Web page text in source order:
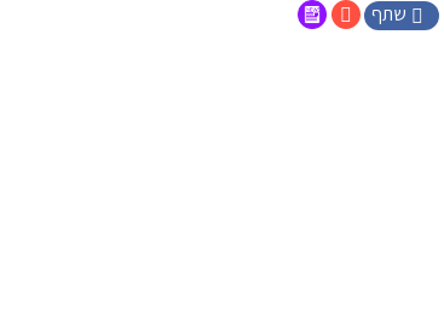
שתף